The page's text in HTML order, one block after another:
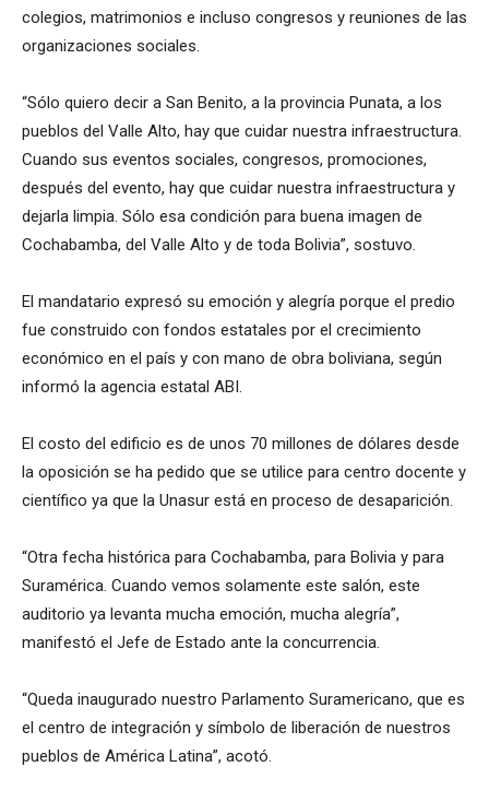
colegios, matrimonios e incluso congresos y reuniones de las
organizaciones sociales.
“Sólo quiero decir a San Benito, a la provincia Punata, a los
pueblos del Valle Alto, hay que cuidar nuestra infraestructura.
Cuando sus eventos sociales, congresos, promociones,
después del evento, hay que cuidar nuestra infraestructura y
dejarla limpia. Sólo esa condición para buena imagen de
Cochabamba, del Valle Alto y de toda Bolivia”, sostuvo.
El mandatario expresó su emoción y alegría porque el predio
fue construido con fondos estatales por el crecimiento
económico en el país y con mano de obra boliviana, según
informó la agencia estatal ABI.
El costo del edificio es de unos 70 millones de dólares desde
la oposición se ha pedido que se utilice para centro docente y
científico ya que la Unasur está en proceso de desaparición.
“Otra fecha histórica para Cochabamba, para Bolivia y para
Suramérica. Cuando vemos solamente este salón, este
auditorio ya levanta mucha emoción, mucha alegría”,
manifestó el Jefe de Estado ante la concurrencia.
“Queda inaugurado nuestro Parlamento Suramericano, que es
el centro de integración y símbolo de liberación de nuestros
pueblos de América Latina”, acotó.